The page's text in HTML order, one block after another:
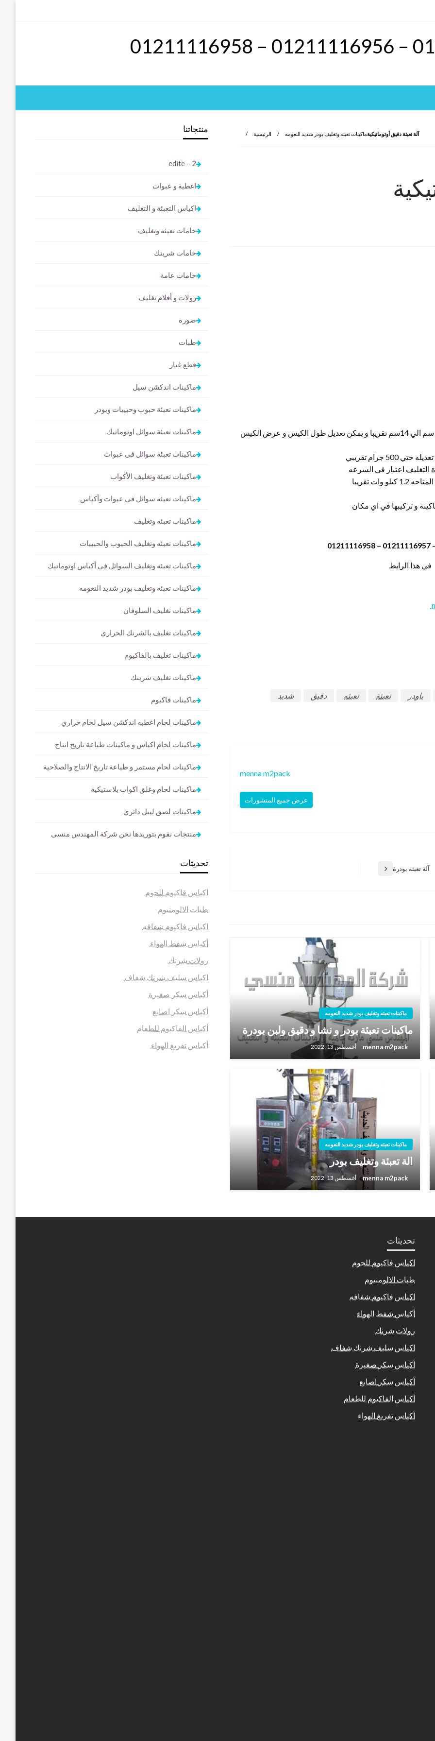
الرئيسية ماكينات تعبئه وتغليف بودر شديد النعومهآلة تعبئة دقيق أوتوماتيكية
حجم الكيس طول الكيس من 5 سم الي 20 سم وعرض من 4 سم الي 14سم تقريبا و يمكن تعديل طول الكيس و عرض الكيس
هذا الرابط
باودر تعبئة تعبئه دقيق
شديد
menna m2pack
عرض جميع المنشورات
المقالة
آلة تعبئة بودرة
ماكينات تعبئه وتغليف بودر شديد النعومه
ماكينات تعبئة بودر و نشا و دقيق ولبن بودرة
menna m2pack أغسطس 13, 2022
ماكينات تعبئه وتغليف بودر شديد النعومه
الة تعبئة وتغليف بودر
menna m2pack أغسطس 13, 2022
منتجاتنا
2 – edite
اغطية و عبوات
اكياس التعبئة و التغليف
خامات تعبئه وتغليف
خامات شرينك
خامات عامة
رولات و أفلام تغليف
صورة
طبات
قطع غيار
ماكينات اندكشن سيل
ماكينات تعبئة حبوب وحبيبات وبودر
ماكينات تعبئة سوائل اوتوماتيك
ماكينات تعبئة سوائل فى عبوات
ماكينات تعبئة وتغليف الأكواب
ماكينات تعبئه سوائل في عبوات وأكياس
ماكينات تعبئه وتغليف
ماكينات تعبئه وتغليف الحبوب والحبيبات
ماكينات تعبئه وتغليف السوائل في أكياس اوتوماتيك
ماكينات تعبئه وتغليف بودر شديد النعومه
ماكينات تغليف السلوفان
ماكينات تغليف بالشرنك الحراري
ماكينات تغليف بالفاكيوم
ماكينات تغليف شرينك
ماكينات فاكيوم
ماكينات لحام اغطيه اندكشن سيل لحام حراري
ماكينات لحام اكياس و ماكينات طباعة تاريخ انتاج
ماكينات لحام مستمر و طباعة تاريخ الانتاج والصلاحية
ماكينات لحام وغلق اكواب بلاستيكية
ماكينات لصق ليبل دائري
منتجات نقوم بتوريدها نحن شركة المهندس منسى
تحديثات
اكياس فاكيوم للحوم
طبات الالومنيوم
اكياس فاكيوم شفافه
أكياس شفط الهواء
رولات شرنك
اكياس سليف شرنك شفاف
أكياس سكر صغيرة
أكياس سكر اصابع
أكياس الفاكيوم للطعام
أكياس تفريغ الهواء
تحديثات
اكياس فاكيوم للحوم
طبات الالومنيوم
اكياس فاكيوم شفافه
أكياس شفط الهواء
رولات شرنك
اكياس سليف شرنك شفاف
أكياس سكر صغيرة
أكياس سكر اصابع
أكياس الفاكيوم للطعام
أكياس تفريغ الهواء